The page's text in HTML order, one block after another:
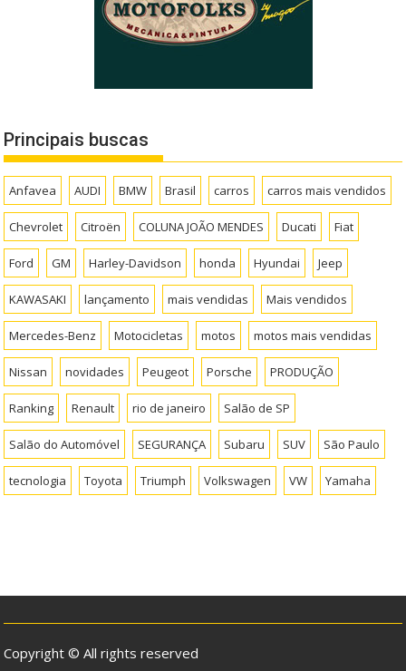
Principais buscas
Anfavea AUDI BMW Brasil carros carros mais vendidos
Chevrolet Citroën COLUNA JOÃO MENDES Ducati Fiat
Ford GM Harley-Davidson honda Hyundai Jeep
KAWASAKI lançamento mais vendidas Mais vendidos
Mercedes-Benz Motocicletas motos motos mais vendidas
Nissan novidades Peugeot Porsche PRODUÇÃO
Ranking Renault rio de janeiro Salão de SP
Salão do Automóvel SEGURANÇA Subaru SUV São Paulo
tecnologia Toyota Triumph Volkswagen VW Yamaha
Copyright © All rights reserved